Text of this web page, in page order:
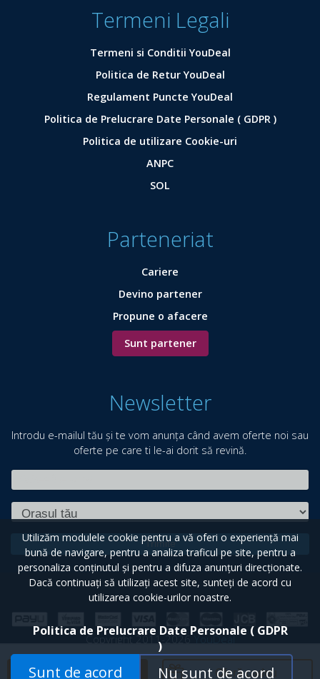
Adaugă în coș Oferă cadou
Termeni Legali
Termeni si Conditii YouDeal
Politica de Retur YouDeal
Regulament Puncte YouDeal
Politica de Prelucrare Date Personale ( GDPR )
Politica de utilizare Cookie-uri
ANPC
SOL
Parteneriat
Cariere
Devino partener
Propune o afacere
Sunt partener
Newsletter
Introdu e-mailul tău și te vom anunța când avem oferte noi sau
oferte pe care ti le-ai dorit să revină.
Trimite
Copyright 2011-2026 YouDeal
Toate drepturile rezervate.
Utilizăm modulele cookie pentru a vă oferi o experiență mai
bună de navigare, pentru a analiza traficul pe site, pentru a
personaliza conținutul și pentru a difuza anunțuri direcționate.
Dacă continuați să utilizați acest site, sunteți de acord cu
utilizarea cookie-urilor noastre.
Politica de Prelucrare Date Personale ( GDPR
)
Sunt de acord Nu sunt de acord